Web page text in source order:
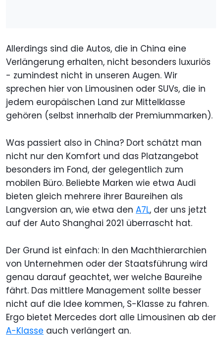
Allerdings sind die Autos, die in China eine
Verlängerung erhalten, nicht besonders luxuriös
- zumindest nicht in unseren Augen. Wir
sprechen hier von Limousinen oder SUVs, die in
jedem europäischen Land zur Mittelklasse
gehören (selbst innerhalb der Premiummarken).
Was passiert also in China? Dort schätzt man
nicht nur den Komfort und das Platzangebot
besonders im Fond, der gelegentlich zum
mobilen Büro. Beliebte Marken wie etwa Audi
bieten gleich mehrere ihrer Baureihen als
Langversion an, wie etwa den A7L, der uns jetzt
auf der Auto Shanghai 2021 überrascht hat.
Der Grund ist einfach: In den Machthierarchien
von Unternehmen oder der Staatsführung wird
genau darauf geachtet, wer welche Baureihe
fährt. Das mittlere Management sollte besser
nicht auf die Idee kommen, S-Klasse zu fahren.
Ergo bietet Mercedes dort alle Limousinen ab der
A-Klasse auch verlängert an.